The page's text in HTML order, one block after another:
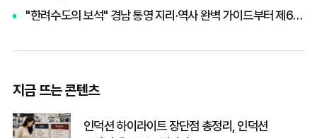
"한려수도의 보석" 경남 통영 지리·역사 완벽 가이드부터 제65회 통영한산대첩축제까지 총정리
지금 뜨는 콘텐츠
인덕션 하이라이트 장단점 총정리, 인덕션